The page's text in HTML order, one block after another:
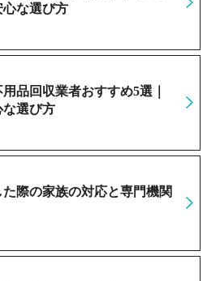
心な選び方
品回収業者おすすめ5選｜
選び方
際の家族の対応と専門機関